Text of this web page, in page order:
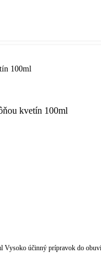
100ml
Vysoko účinný prípravok do obuvi